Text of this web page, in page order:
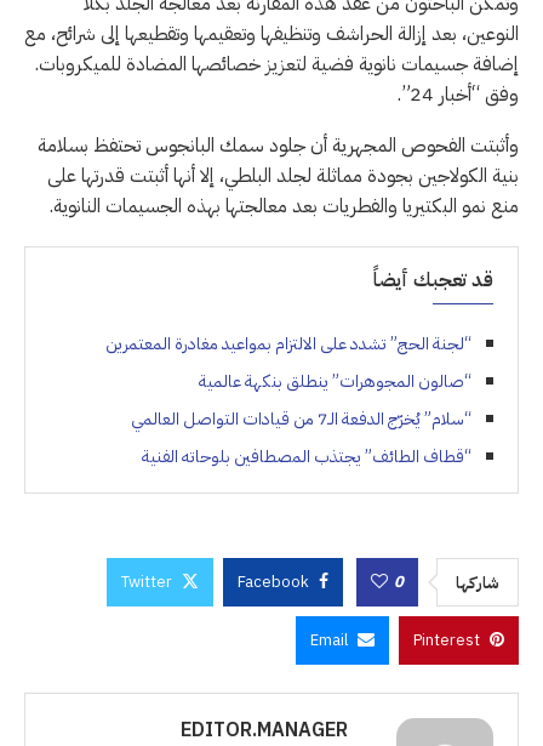
النوعين، بعد إزالة الحراشف وتنظيفها وتعقيمها وتقطيعها إلى شرائح، مع
إضافة جسيمات نانوية فضية لتعزيز خصائصها المضادة للميكروبات.
وفق “أخبار 24”.
وأثبتت الفحوص المجهرية أن جلود سمك البانجوس تحتفظ بسلامة
بنية الكولاجين بجودة مماثلة لجلد البلطي، إلا أنها أثبتت قدرتها على
منع نمو البكتيريا والفطريات بعد معالجتها بهذه الجسيمات النانوية.
قد تعجبك أيضاً
“لجنة الحج” تشدد على الالتزام بمواعيد مغادرة المعتمرين
“صالون المجوهرات” ينطلق بنكهة عالمية
“سلام” يُخرّج الدفعة الـ7 من قيادات التواصل العالمي
“قطاف الطائف” يجتذب المصطافين بلوحاته الفنية
شاركها 0
Facebook
Twitter
Pinterest
Email
EDITOR.MANAGER